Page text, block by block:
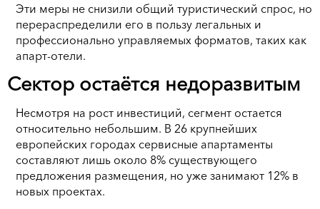
Эти меры не снизили общий туристический спрос, но
перераспределили его в пользу легальных и
профессионально управляемых форматов, таких как
апарт-отели.
Сектор остаётся недоразвитым
Несмотря на рост инвестиций, сегмент остается
относительно небольшим. В 26 крупнейших
европейских городах сервисные апартаменты
составляют лишь около 8% существующего
предложения размещения, но уже занимают 12% в
новых проектах.